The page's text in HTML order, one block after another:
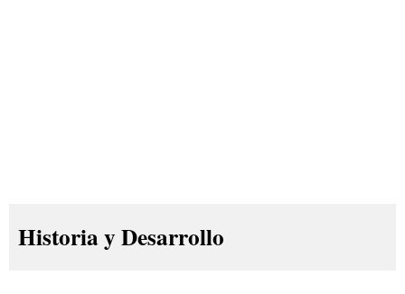
Historia y Desarrollo